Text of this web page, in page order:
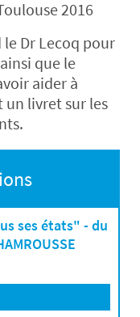
Dr Lecoq pour
que le
aider à
un livret sur les
ses états" - du